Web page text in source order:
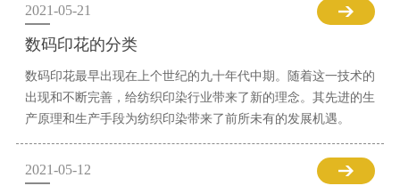
2021-05-21
数码印花的分类
数码印花最早出现在上个世纪的九十年代中期。随着这一技术的
出现和不断完善，给纺织印染行业带来了新的理念。其先进的生
产原理和生产手段为纺织印染带来了前所未有的发展机遇。
2021-05-12